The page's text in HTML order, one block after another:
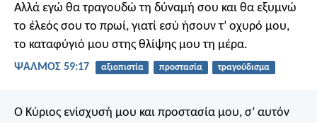
Αλλά εγώ θα τραγουδώ τη δύναμή σου και θα εξυμνώ
το έλεός σου το πρωί, γιατί εσύ ήσουν τ’ οχυρό μου,
το καταφύγιό μου στης θλίψης μου τη μέρα.
ΨΑΛΜΌΣ 59:17 αξιοπιστία προστασία τραγούδισμα
Ο Κύριος ενίσχυσή μου και προστασία μου, σ’ αυτόν